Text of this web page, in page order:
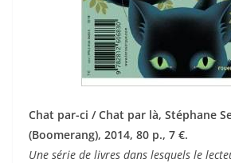
Chat par-ci / Chat par là, Stéphane
(Boomerang), 2014, 80 p., 7 €.
Une série de livres dans lesquels le